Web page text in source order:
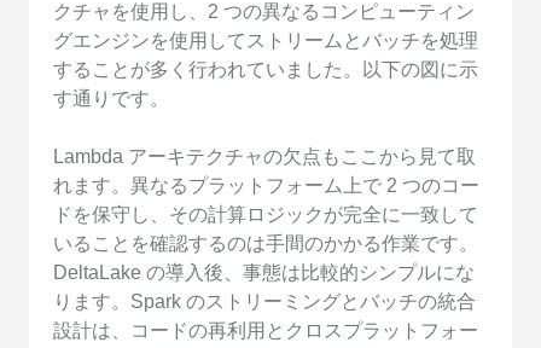
クチャを使用し、2 つの異なるコンピューティン
グエンジンを使用してストリームとバッチを処理
することが多く行われていました。以下の図に示
す通りです。
Lambda アーキテクチャの欠点もここから見て取
れます。異なるプラットフォーム上で 2 つのコー
ドを保守し、その計算ロジックが完全に一致して
いることを確認するのは手間のかかる作業です。
DeltaLake の導入後、事態は比較的シンプルにな
ります。Spark のストリーミングとバッチの統合
設計は、コードの再利用とクロスプラットフォー